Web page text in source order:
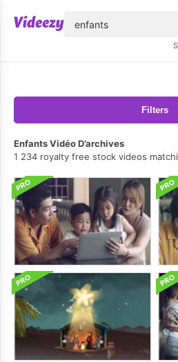
Filters
Enfants Vidéo D’archives
1 234 royalty free stock videos